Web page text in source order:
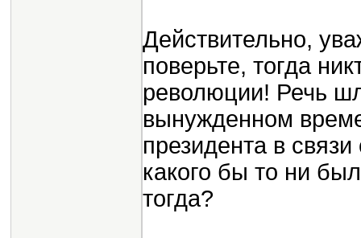
Действительно,
поверьте, тогда
революции! Речь
вынужденном
президента в
какого бы то ни
тогда?